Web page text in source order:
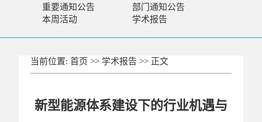
重要通知公告
部门通知公告
本周活动
学术报告
当前位置:首页 >> 学术报告 >> 正文
新型能源体系建设下的行业机遇与